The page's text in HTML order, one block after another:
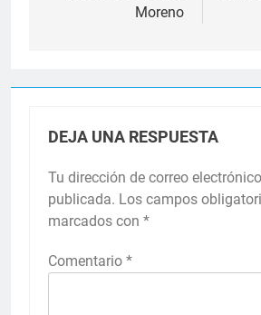
Moreno
DEJA UNA RESPUESTA
Tu dirección de correo
publicada. Los campos
marcados con *
Comentario *